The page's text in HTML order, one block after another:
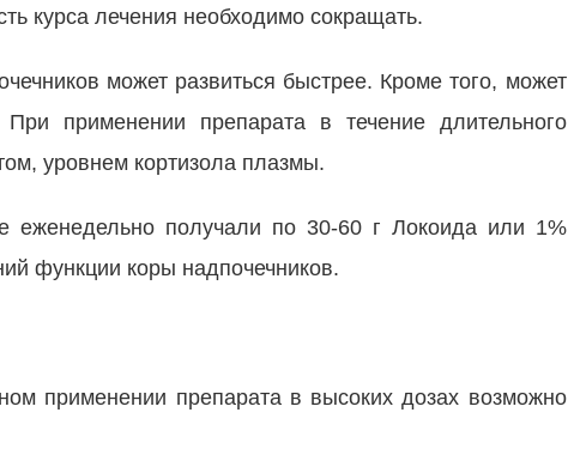
курса лечения необходимо сокращать.
может развиться быстрее. Кроме того, может
применении препарата в течение длительного
уровнем кортизола плазмы.
еженедельно получали по 30-60 г Локоида или 1%
функции коры надпочечников.
применении препарата в высоких дозах возможно